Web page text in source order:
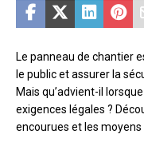
Le panneau de chantier
le public et assurer la
Mais qu’advient-il
exigences légales ?
encourues et les moyens